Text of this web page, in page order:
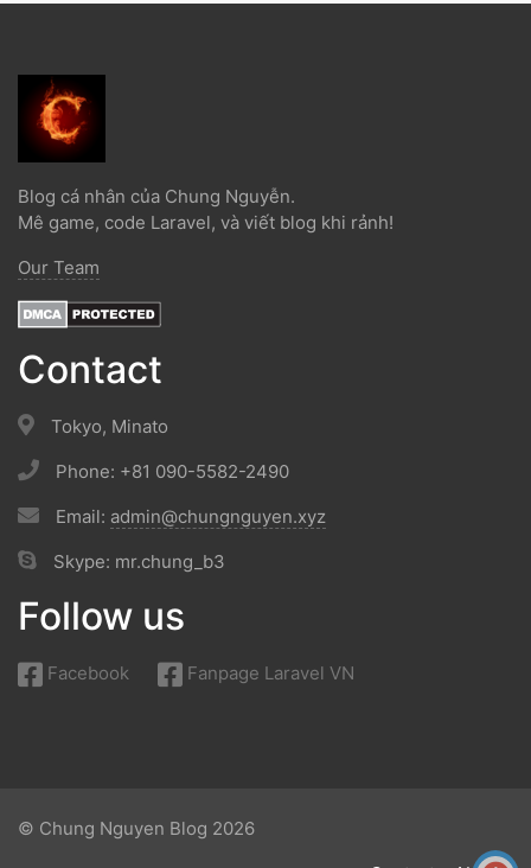
Blog cá nhân của Chung Nguyễn.
Mê game, code Laravel, và viết blog khi rảnh!
Our Team
Contact
Tokyo, Minato
Phone: +81 090-5582-2490
Email: admin@chungnguyen.xyz
Skype: mr.chung_b3
Follow us
Facebook Fanpage Laravel VN
© Chung Nguyen Blog 2026